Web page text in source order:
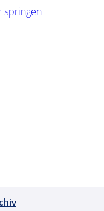
springen